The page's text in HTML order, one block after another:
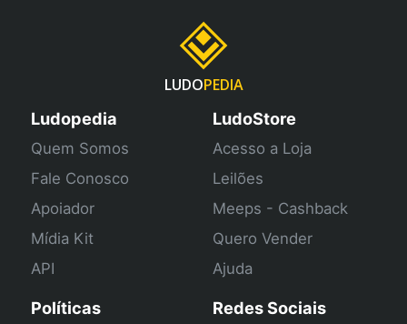
LUDOPEDIA
Ludopedia
Quem Somos
Fale Conosco
Apoiador
Mídia Kit
API
LudoStore
Acesso a Loja
Leilões
Meeps - Cashback
Quero Vender
Ajuda
Políticas Redes Sociais